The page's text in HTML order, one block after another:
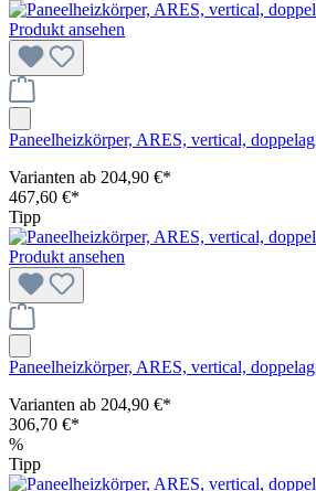
Produkt ansehen
Paneelheizkörper, ARES, vertical,
Varianten ab 204,90 €*
467,60 €*
Tipp
Produkt ansehen
Paneelheizkörper, ARES, vertical,
Varianten ab 204,90 €*
306,70 €*
%
Tipp